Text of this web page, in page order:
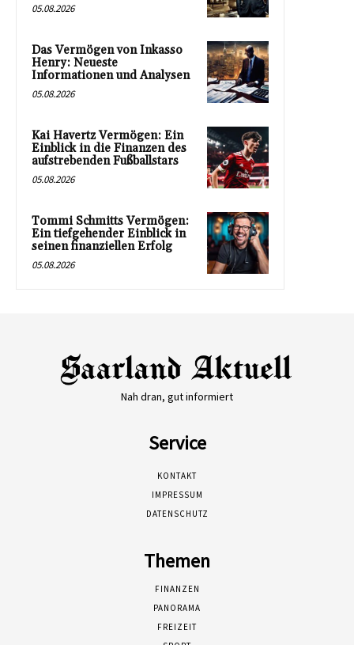
05.08.2026
Das Vermögen von Inkasso
Henry: Neueste
Informationen und Analysen
05.08.2026
Kai Havertz Vermögen: Ein
Einblick in die Finanzen des
aufstrebenden Fußballstars
05.08.2026
Tommi Schmitts Vermögen:
Ein tiefgehender Einblick in
seinen finanziellen Erfolg
05.08.2026
Nah dran, gut informiert
Service
KONTAKT
IMPRESSUM
DATENSCHUTZ
Themen
FINANZEN
PANORAMA
FREIZEIT